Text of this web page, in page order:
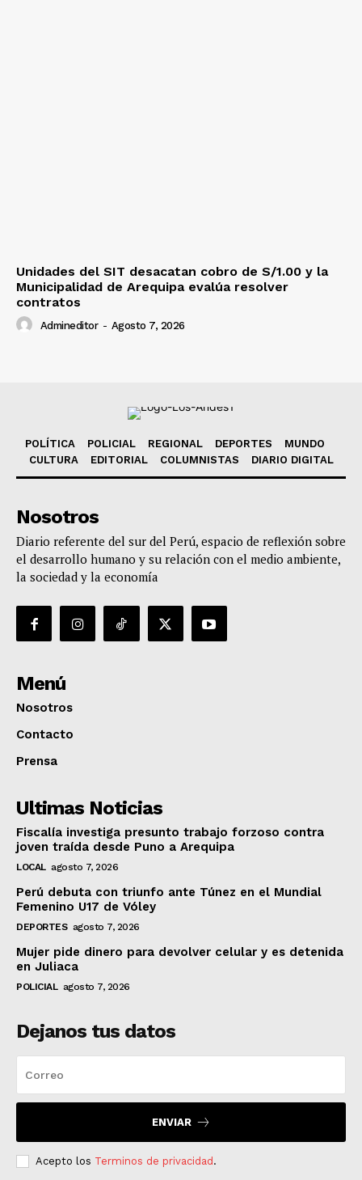
Unidades del SIT desacatan cobro de S/1.00 y la
Municipalidad de Arequipa evalúa resolver
contratos
Admineditor - Agosto 7, 2026
POLÍTICA POLICIAL REGIONAL DEPORTES
MUNDO
CULTURA
EDITORIAL COLUMNISTAS DIARIO DIGITAL
Nosotros
Diario referente del sur del Perú, espacio de reflexión sobre
el desarrollo humano y su relación con el medio ambiente,
la sociedad y la economía
Menú
Nosotros
Contacto
Prensa
Ultimas Noticias
Fiscalía investiga presunto trabajo forzoso contra
joven traída desde Puno a Arequipa
LOCAL agosto 7, 2026
Perú debuta con triunfo ante Túnez en el Mundial
Femenino U17 de Vóley
DEPORTES agosto 7, 2026
Mujer pide dinero para devolver celular y es detenida
en Juliaca
POLICIAL agosto 7, 2026
Dejanos tus datos
ENVIAR
Acepto los Terminos de privacidad .